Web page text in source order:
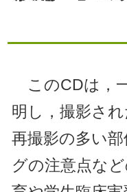
このCDは，
明し，撮影さ
再撮影の多い
グの注意点な